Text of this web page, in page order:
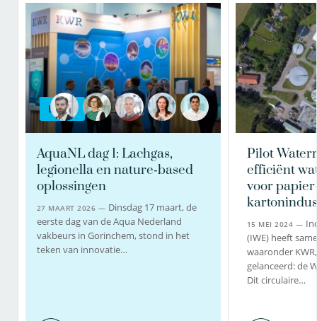
BLOG
AquaNL dag 1: Lachgas,
legionella en nature‑based
oplossingen
27 MAART 2026 — Dinsdag 17 maart, de
eerste dag van de Aqua Nederland
vakbeurs in Gorinchem, stond in het
teken van innovatie…
Pilot
efficiënt
voor
15 MEI 2024 —
(IWE) heeft
waaronder
gelanceerd: de
Dit circulaire…